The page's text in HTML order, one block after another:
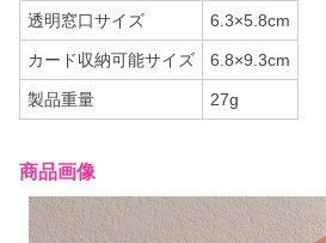
透明窓口サイズ 6.3×5.8cm
カード収納可能サイズ 6.8×9.3cm
製品重量 27g
商品画像